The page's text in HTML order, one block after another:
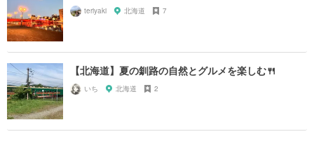
teriyaki 北海道 7
【北海道】夏の釧路の自然とグルメを楽しむ🍴
いち 北海道 2